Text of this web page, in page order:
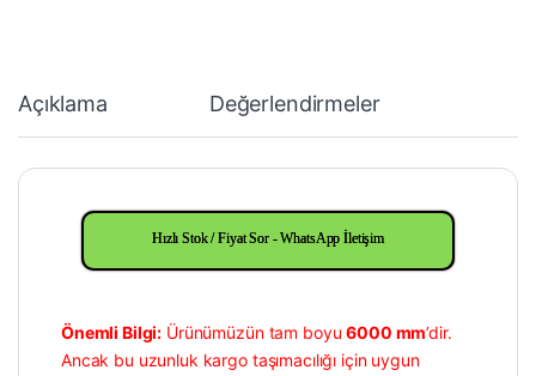
Açıklama Değerlendirmeler
Hızlı Stok / Fiyat Sor - WhatsApp İletişim
Önemli Bilgi: Ürünümüzün tam boyu6000 mm’dir.
Ancak bu uzunluk kargo taşımacılığı için uygun